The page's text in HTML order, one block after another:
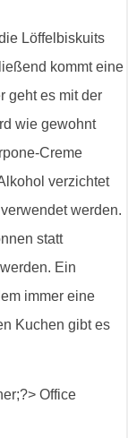
Löffelbiskuits
kommt eine
geht es mit der
wie gewohnt
Creme
verzichtet
werden.
statt
Ein
immer eine
Kuchen gibt es